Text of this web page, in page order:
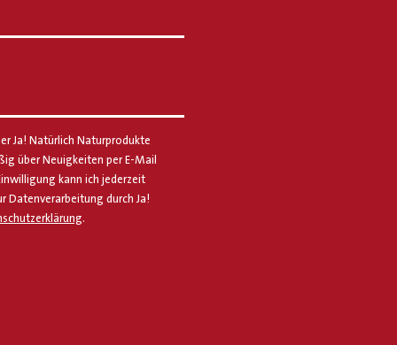
Ja! Natürlich Naturprodukte
über Neuigkeiten per E-Mail
kann ich jederzeit
Datenverarbeitung durch Ja!
.